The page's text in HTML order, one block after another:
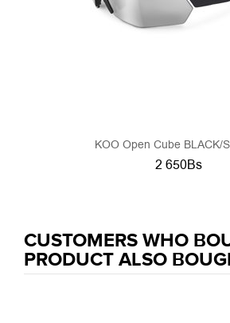
KOO Open Cube BLACK/
2 650Bs
CUSTOMERS WHO
PRODUCT ALSO